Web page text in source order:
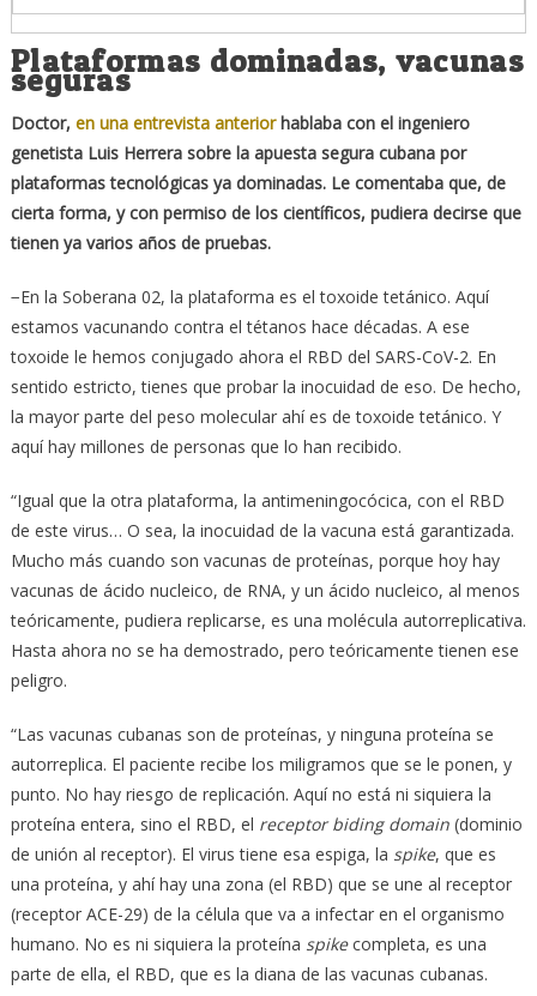
Plataformas dominadas, vacunas
seguras
Doctor, en una entrevista anteriorhablaba con el ingeniero
genetista Luis Herrera sobre la apuesta segura cubana por
plataformas tecnológicas ya dominadas. Le comentaba que, de
cierta forma, y con permiso de los científicos, pudiera decirse que
tienen ya varios años de pruebas.
−En la Soberana 02, la plataforma es el toxoide tetánico. Aquí
estamos vacunando contra el tétanos hace décadas. A ese
toxoide le hemos conjugado ahora el RBD del SARS-CoV-2. En
sentido estricto, tienes que probar la inocuidad de eso. De hecho,
la mayor parte del peso molecular ahí es de toxoide tetánico. Y
aquí hay millones de personas que lo han recibido.
“Igual que la otra plataforma, la antimeningocócica, con el RBD
de este virus… O sea, la inocuidad de la vacuna está garantizada.
Mucho más cuando son vacunas de proteínas, porque hoy hay
vacunas de ácido nucleico, de RNA, y un ácido nucleico, al menos
teóricamente, pudiera replicarse, es una molécula autorreplicativa.
Hasta ahora no se ha demostrado, pero teóricamente tienen ese
peligro.
“Las vacunas cubanas son de proteínas, y ninguna proteína se
autorreplica. El paciente recibe los miligramos que se le ponen, y
punto. No hay riesgo de replicación. Aquí no está ni siquiera la
proteína entera, sino el RBD, el receptor biding domain(dominio
de unión al receptor). El virus tiene esa espiga, la spike, que es
una proteína, y ahí hay una zona (el RBD) que se une al receptor
(receptor ACE-29) de la célula que va a infectar en el organismo
humano. No es ni siquiera la proteína spikecompleta, es una
parte de ella, el RBD, que es la diana de las vacunas cubanas.